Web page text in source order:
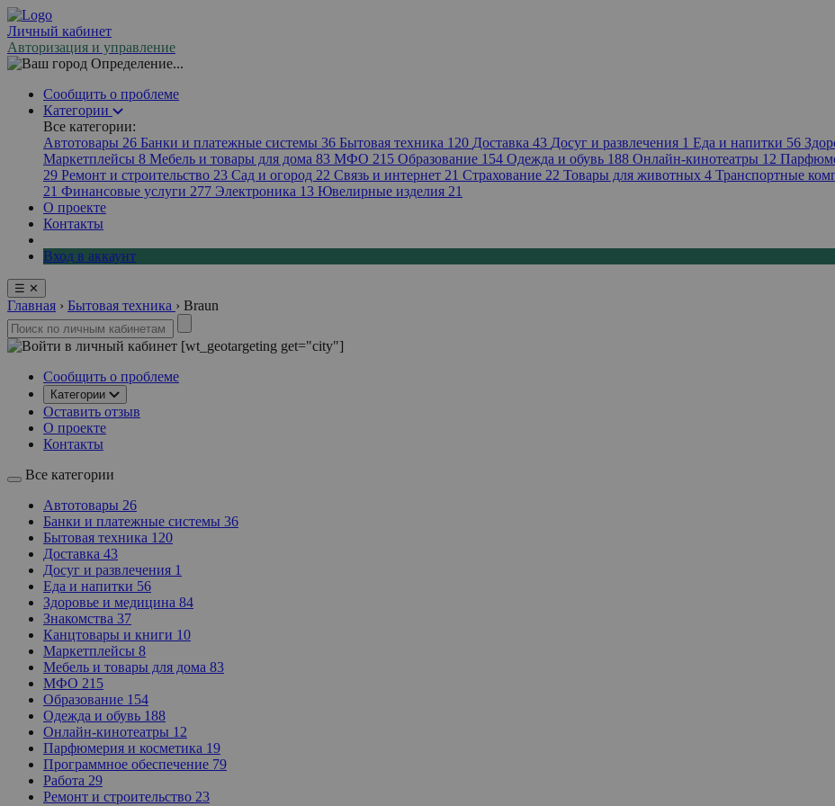
Личный кабинет
Авторизация и управление
Определение...
Сообщить о проблеме
Категории
Все категории:
Автотовары 26 Банки и платежные системы 36 Бытовая техника 120 Доставка 43 Досуг и развлечения 1 Еда и напитки 56
Маркетплейсы 8 Мебель и товары для дома 83 МФО 215 Образование 154 Одежда и обувь 188 Онлайн-кинотеатры 12
29 Ремонт и строительство 23 Сад и огород 22 Связь и интернет 21 Страхование 22 Товары для животных 4 Транспортные
21 Финансовые услуги 277 Электроника 13 Ювелирные изделия 21
О проекте
Контакты
Вход в аккаунт
☰ ✕
Главная › Бытовая техника › Braun
[wt_geotargeting get="city"]
Сообщить о проблеме
Категории
Оставить отзыв
О проекте
Контакты
Все категории
Автотовары 26
Банки и платежные системы 36
Бытовая техника 120
Доставка 43
Досуг и развлечения 1
Еда и напитки 56
Здоровье и медицина 84
Знакомства 37
Канцтовары и книги 10
Маркетплейсы 8
Мебель и товары для дома 83
МФО 215
Образование 154
Одежда и обувь 188
Онлайн-кинотеатры 12
Парфюмерия и косметика 19
Программное обеспечение 79
Работа 29
Ремонт и строительство 23